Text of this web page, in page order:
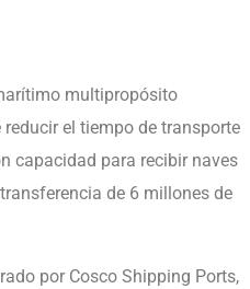
multipropósito
el tiempo de transporte
capacidad para recibir naves
de 6 millones de
por Cosco Shipping Ports,